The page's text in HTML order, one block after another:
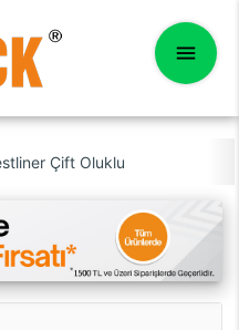
Çift Oluklu